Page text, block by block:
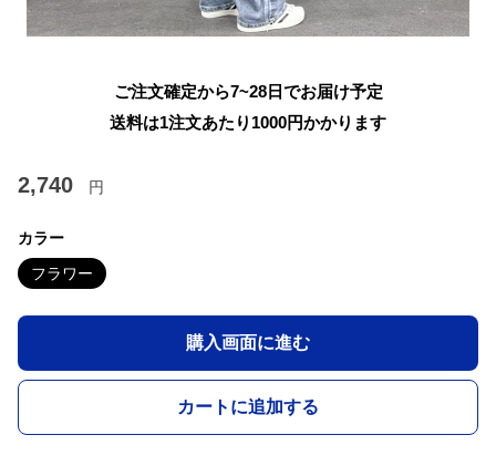
ご注文確定から7~28日でお届け予定
送料は1注文あたり 1000円かかります
2,740 円
カラー
フラワー
購入画面に進む
カートに追加する